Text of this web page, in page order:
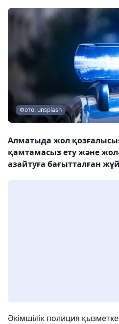
Фото: unsplash
Алматыда жол
қамтамасыз ету және
азайтуға бағытталған
Әкімшілік полиция